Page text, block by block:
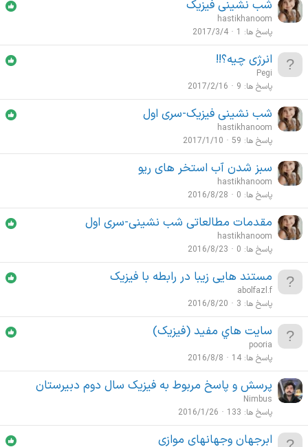
شب نشینی فیزیک
hastikhanoom
پاسخ ها
1
2017/3/4
انرژی چیه؟!!
Pegi
پاسخ ها 9
2017/2/16
شب نشینی فیزیک-سری اول
hastikhanoom
پاسخ ها 59
2017/1/10
سبز شدن آب استخر های ریو
hastikhanoom
پاسخ ها 0
2016/8/28
مقدمات مطالعاتی شب نشینی-سری اول
hastikhanoom
پاسخ ها 0
2016/8/23
مستند هایی زیبا در رابطه با فیزیک
abolfazl.f
پاسخ ها 3
2016/8/20
سايت هاي مفید (فیزیک)
pooria
پاسخ ها 14
2016/8/8
پرسش و پاسخ مربوط به فیزیک سال دوم دبیرستان
Nimbus
پاسخ ها 133
2016/1/26
ابرجهان وجهانهای موازی